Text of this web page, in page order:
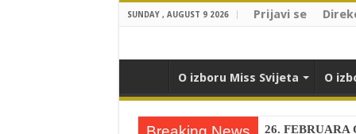
SUNDAY , AUGUST 9 2026 Prijavi se
O izboru Miss Svijeta O
26. FEBRUARA